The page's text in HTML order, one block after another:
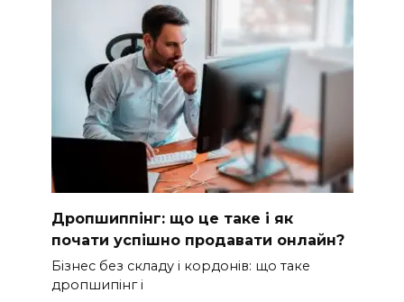
Дропшиппінг: що це таке і як
почати успішно продавати онлайн?
Бізнес без складу і кордонів: що таке
дропшипінг і